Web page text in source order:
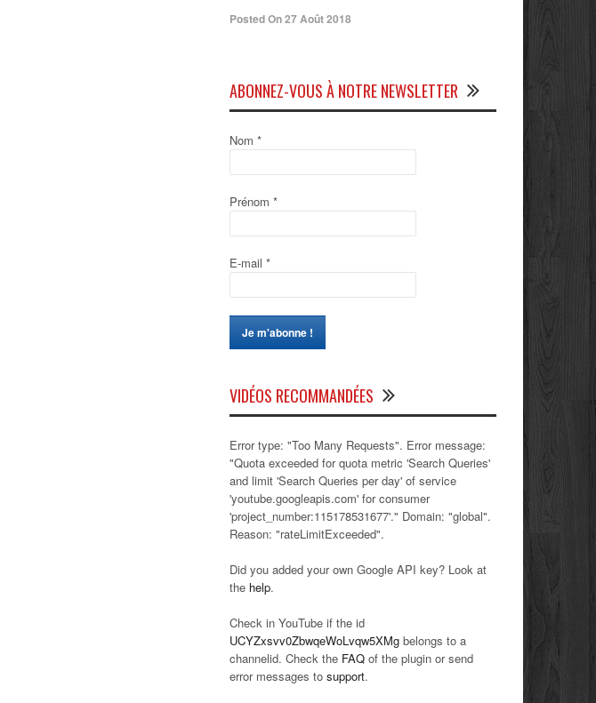
Posted On 27 Août 2018
ABONNEZ-VOUS À NOTRE NEWSLETTER
Nom *
Prénom *
E-mail *
VIDÉOS RECOMMANDÉES
Error type: "Too Many Requests". Error message:
"Quota exceeded for quota metric 'Search Queries'
and limit 'Search Queries per day' of service
'youtube.googleapis.com' for consumer
'project_number:115178531677'." Domain: "global".
Reason: "rateLimitExceeded".
Did you added your own Google API key? Look at
the help.
Check in YouTube if the id
UCYZxsvv0ZbwqeWoLvqw5XMg belongs to a
channelid. Check the FAQ of the plugin or send
error messages to support.